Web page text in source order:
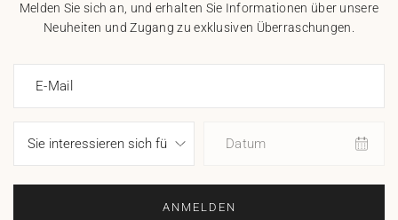
Melden Sie sich an, und erhalten Sie Informationen über unsere
Neuheiten und Zugang zu exklusiven Überraschungen.
E-Mail
Datum
ANMELDEN